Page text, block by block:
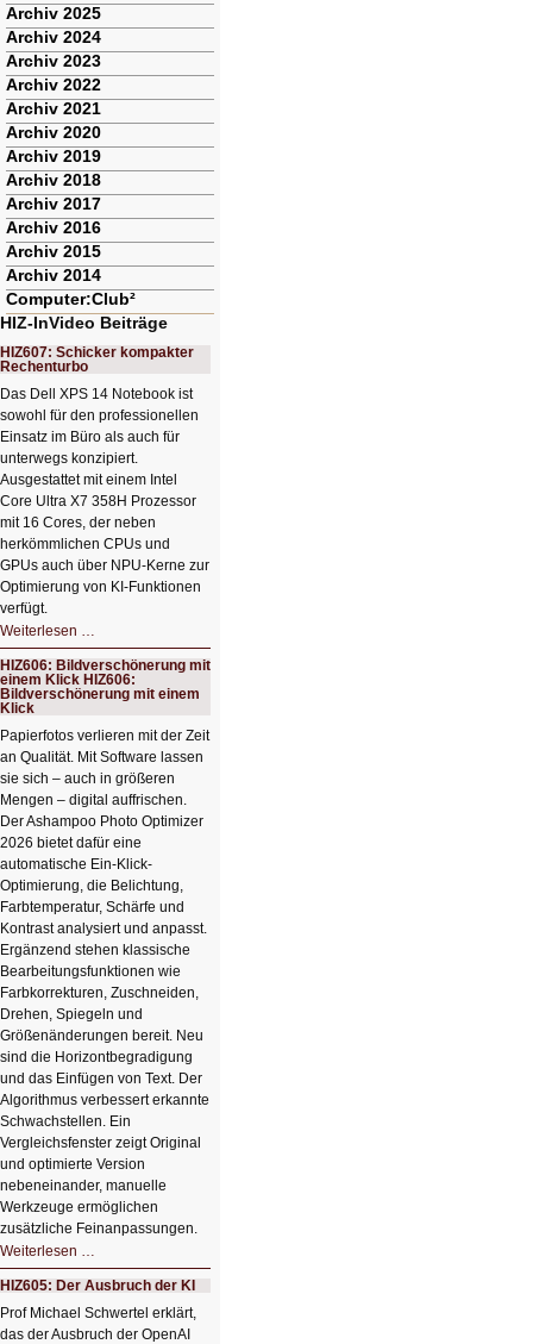
Archiv 2025
Archiv 2024
Archiv 2023
Archiv 2022
Archiv 2021
Archiv 2020
Archiv 2019
Archiv 2018
Archiv 2017
Archiv 2016
Archiv 2015
Archiv 2014
Computer:Club²
HIZ-InVideo Beiträge
HIZ607: Schicker kompakter
Rechenturbo
Das Dell XPS 14 Notebook ist
sowohl für den professionellen
Einsatz im Büro als auch für
unterwegs konzipiert.
Ausgestattet mit einem Intel
Core Ultra X7 358H Prozessor
mit 16 Cores, der neben
herkömmlichen CPUs und
GPUs auch über NPU-Kerne zur
Optimierung von KI-Funktionen
verfügt.
Weiterlesen …
Schicker
kompakter
Rechenturbo
HIZ606: Bildverschönerung mit
einem Klick HIZ606:
Bildverschönerung mit einem
Klick
Papierfotos verlieren mit der Zeit
an Qualität. Mit Software lassen
sie sich – auch in größeren
Mengen – digital auffrischen.
Der Ashampoo Photo Optimizer
2026 bietet dafür eine
automatische Ein-Klick-
Optimierung, die Belichtung,
Farbtemperatur, Schärfe und
Kontrast analysiert und anpasst.
Ergänzend stehen klassische
Bearbeitungsfunktionen wie
Farbkorrekturen, Zuschneiden,
Drehen, Spiegeln und
Größenänderungen bereit. Neu
sind die Horizontbegradigung
und das Einfügen von Text. Der
Algorithmus verbessert erkannte
Schwachstellen. Ein
Vergleichsfenster zeigt Original
und optimierte Version
nebeneinander, manuelle
Werkzeuge ermöglichen
zusätzliche Feinanpassungen.
Weiterlesen …
Bildverschönerung
mit
einem
Klick
HIZ606:
Bildverschönerung
HIZ605: Der Ausbruch der KI
Prof Michael Schwertel erklärt,
das der Ausbruch der OpenAI